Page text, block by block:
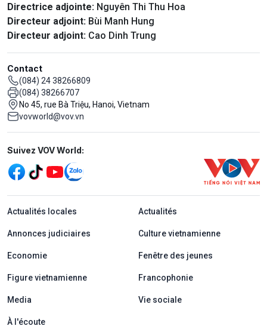
Directrice adjointe: Nguyên Thi Thu Hoa
Directeur adjoint: Bùi Manh Hung
Directeur adjoint: Cao Dinh Trung
Contact
(084) 24 38266809
(084) 38266707
No 45, rue Bà Triệu, Hanoi, Vietnam
vovworld@vov.vn
Mạng xã hội
Suivez VOV World:
menu footer tiếng Pháp
Actualités locales Actualités
Annonces judiciaires Culture vietnamienne
Economie Fenêtre des jeunes
Figure vietnamienne Francophonie
Media Vie sociale
À l'écoute